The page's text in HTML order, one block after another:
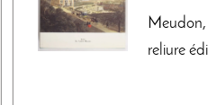
reliure